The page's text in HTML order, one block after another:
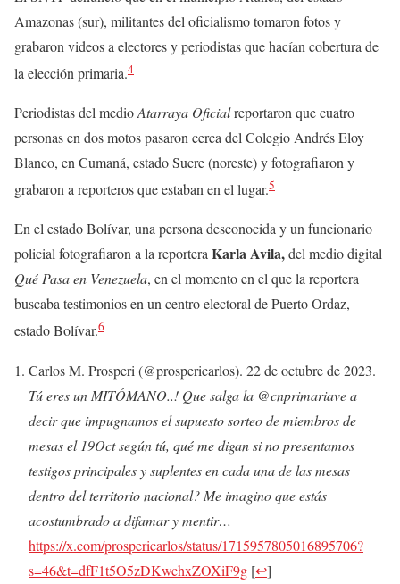
Amazonas (sur), militantes del oficialismo tomaron fotos y
grabaron videos a electores y periodistas que hacían cobertura de
la elección primaria.4
Periodistas del medioAtarraya Oficialreportaron que cuatro
personas en dos motos pasaron cerca del Colegio Andrés Eloy
Blanco, en Cumaná, estado Sucre (noreste) y fotografiaron y
grabaron a reporteros que estaban en el lugar.5
En el estado Bolívar, una persona desconocida y un funcionario
policial fotografiaron a la reporteraKarla Avila,del medio digital
Qué Pasa en Venezuela, en el momento en el que la reportera
buscaba testimonios en un centro electoral de Puerto Ordaz,
estado Bolívar.6
Carlos M. Prosperi (@prospericarlos). 22 de octubre de 2023.
Tú eres un MITÓMANO..! Que salga la @cnprimariave a
decir que impugnamos el supuesto sorteo de miembros de
mesas el 19Oct según tú, qué me digan si no presentamos
testigos principales y suplentes en cada una de las mesas
dentro del territorio nacional? Me imagino que estás
acostumbrado a difamar y mentir…
https://x.com/prospericarlos/status/1715957805016895706?
s=46&t=dfF1t5O5zDKwchxZOXiF9g [↩]